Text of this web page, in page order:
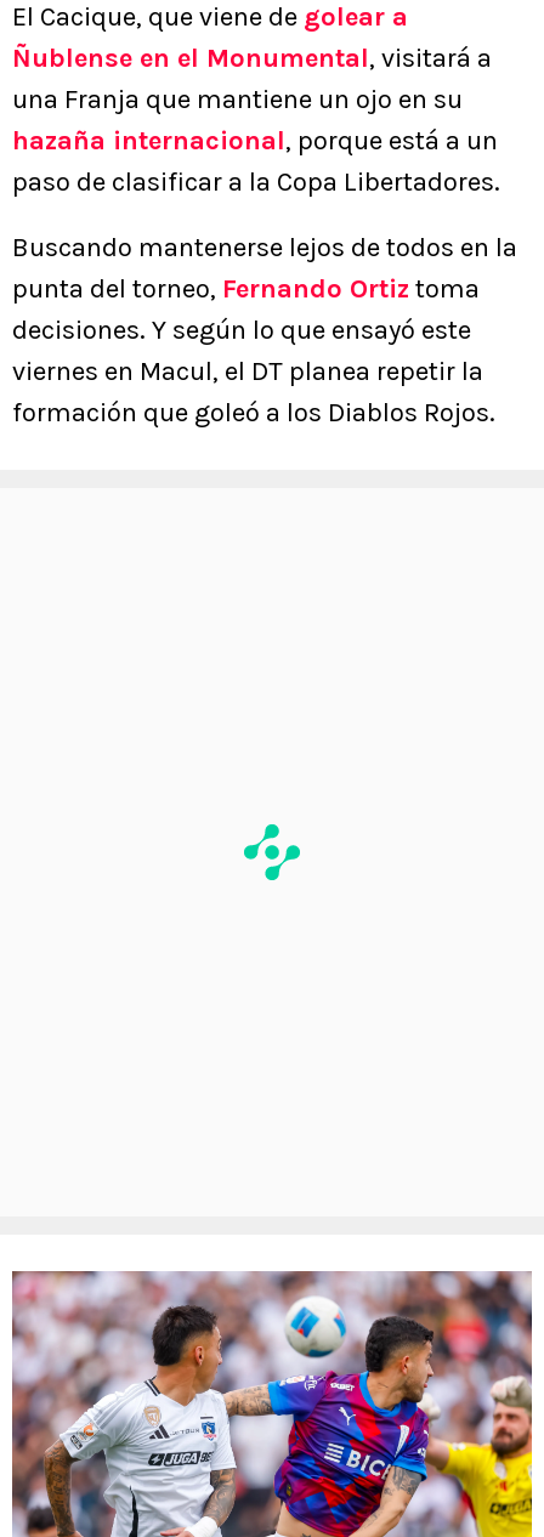
El Cacique, que viene de golear a
Ñublense en el Monumental, visitará a
una Franja que mantiene un ojo en su
hazaña internacional, porque está a un
paso de clasificar a la Copa Libertadores.
Buscando mantenerse lejos de todos en la
punta del torneo, Fernando Ortiz toma
decisiones. Y según lo que ensayó este
viernes en Macul, el DT planea repetir la
formación que goleó a los Diablos Rojos.